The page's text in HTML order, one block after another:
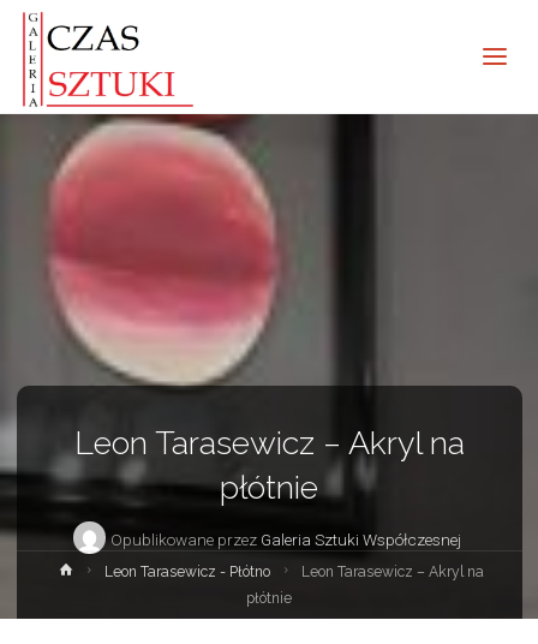
Leon Tarasewicz – Akryl na
płótnie
Opublikowane przez Galeria Sztuki Współczesnej
StronaLeon Tarasewicz - Płótno
Leon Tarasewicz – Akryl na
płótnie